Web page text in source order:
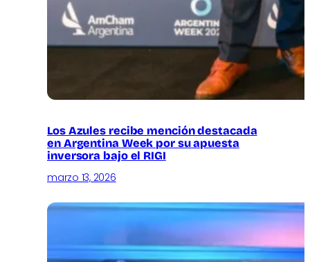
Los Azules recibe mención destacada
en Argentina Week por su apuesta
inversora bajo el RIGI
marzo 13, 2026